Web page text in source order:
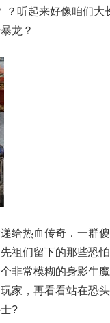
？听起来好像咱们大
龙？
给热血传奇．一群
祖们留下的那些
非常模糊的身影牛
家，再看看站在恐
?